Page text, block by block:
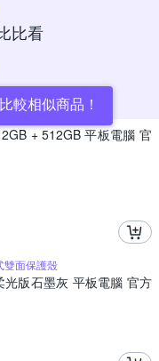
比看
較相似商品！
+ 512GB 平板電腦 官
雙面保護殼
光版石墨灰 平板電腦 官方